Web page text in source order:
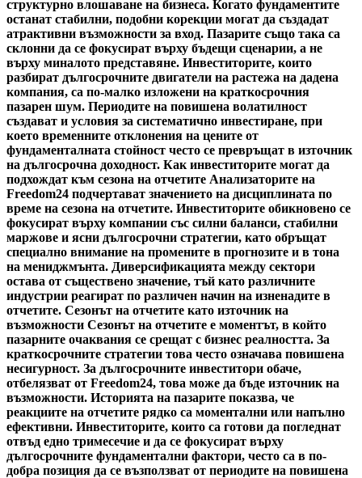
структурно влошаване на бизнеса. Когато фундаментите
останат стабилни, подобни корекции могат да създадат
атрактивни възможности за вход. Пазарите също така са
склонни да се фокусират върху бъдещи сценарии, а не
върху миналото представяне. Инвеститорите, които
разбират дългосрочните двигатели на растежа на дадена
компания, са по-малко изложени на краткосрочния
пазарен шум. Периодите на повишена волатилност
създават и условия за систематично инвестиране, при
което временните отклонения на цените от
фундаменталната стойност често се превръщат в източник
на дългосрочна доходност. Как инвеститорите могат да
подхождат към сезона на отчетите Анализаторите на
Freedom24 подчертават значението на дисциплината по
време на сезона на отчетите. Инвеститорите обикновено се
фокусират върху компании със силни баланси, стабилни
маржове и ясни дългосрочни стратегии, като обръщат
специално внимание на промените в прогнозите и в тона
на мениджмънта. Диверсификацията между сектори
остава от съществено значение, тъй като различните
индустрии реагират по различен начин на изненадите в
отчетите. Сезонът на отчетите като източник на
възможности Сезонът на отчетите е моментът, в който
пазарните очаквания се срещат с бизнес реалността. За
краткосрочните стратегии това често означава повишена
несигурност. За дългосрочните инвеститори обаче,
отбелязват от Freedom24, това може да бъде източник на
възможности. Историята на пазарите показва, че
реакциите на отчетите рядко са моментални или напълно
ефективни. Инвеститорите, които са готови да погледнат
отвъд едно тримесечие и да се фокусират върху
дългосрочните фундаментални фактори, често са в по-
добра позиция да се възползват от периодите на повишена